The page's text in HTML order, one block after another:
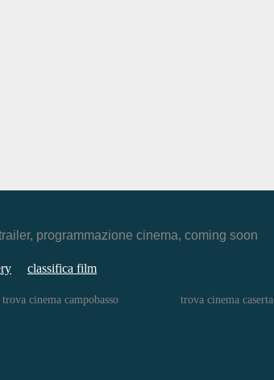
programmazione cinema, coming soon
classifica film
trova cinema campobasso trova cinema caserta